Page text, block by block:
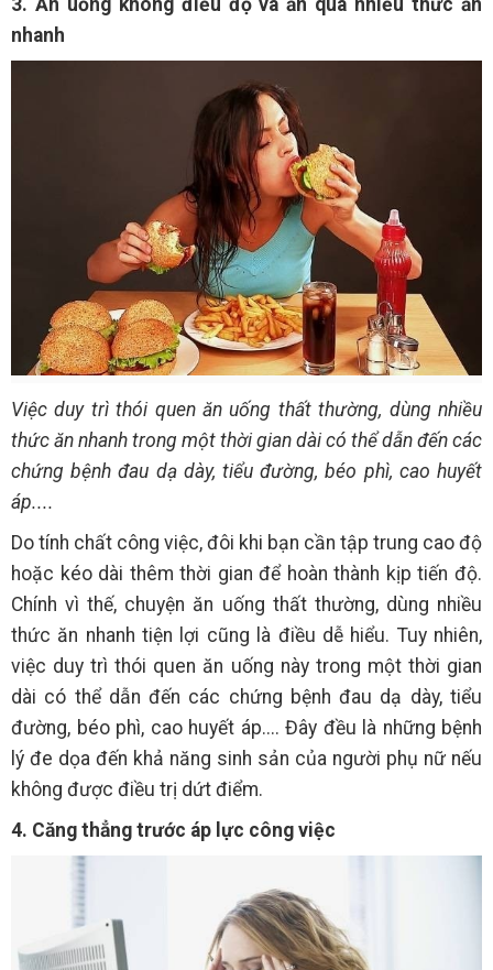
3. Ăn uống không điều độ và ăn quá nhiều thức ăn
nhanh
Việc duy trì thói quen ăn uống thất thường, dùng nhiều
thức ăn nhanh trong một thời gian dài có thể dẫn đến các
chứng bệnh đau dạ dày, tiểu đường, béo phì, cao huyết
áp....
Do tính chất công việc, đôi khi bạn cần tập trung cao độ
hoặc kéo dài thêm thời gian để hoàn thành kịp tiến độ.
Chính vì thế, chuyện ăn uống thất thường, dùng nhiều
thức ăn nhanh tiện lợi cũng là điều dễ hiểu. Tuy nhiên,
việc duy trì thói quen ăn uống này trong một thời gian
dài có thể dẫn đến các chứng bệnh đau dạ dày, tiểu
đường, béo phì, cao huyết áp.... Đây đều là những bệnh
lý đe dọa đến khả năng sinh sản của người phụ nữ nếu
không được điều trị dứt điểm.
4. Căng thẳng trước áp lực công việc